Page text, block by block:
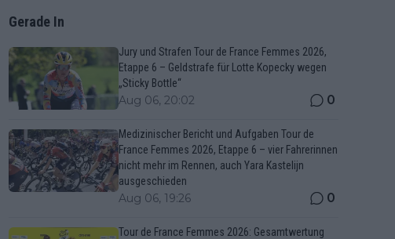
Gerade In
Jury und Strafen Tour de France Femmes 2026,
Etappe 6 – Geldstrafe für Lotte Kopecky wegen
„Sticky Bottle“
Aug 06, 20:02 0
Medizinischer Bericht und Aufgaben Tour de
France Femmes 2026, Etappe 6 – vier Fahrerinnen
nicht mehr im Rennen, auch Yara Kastelijn
ausgeschieden
Aug 06, 19:26 0
Tour de France Femmes 2026: Gesamtwertung